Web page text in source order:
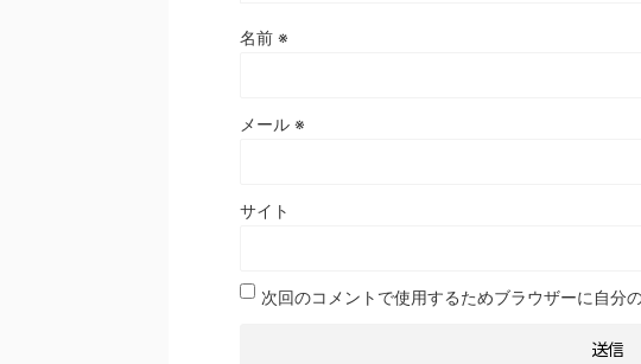
名前 ※
メール ※
サイト
次回のコメントで使用するためブラウザーに自分